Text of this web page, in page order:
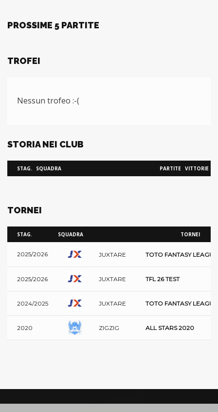
PROSSIME 5 PARTITE
TROFEI
Nessun trofeo :-(
STORIA NEI CLUB
STAG. SQUADRA PARTITE VITTORIE
TORNEI
STAG. SQUADRA TORNEI
2025/2026 JUXTARE TOTO FANTASY
2025/2026 JUXTARE TFL 26 TEST
2024/2025 JUXTARE TOTO FANTASY
2020 ZIGZIG ALL STARS 2020